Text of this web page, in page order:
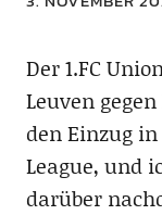
Der 1.FC
Leuven
den Einzug in
League, und
darüber